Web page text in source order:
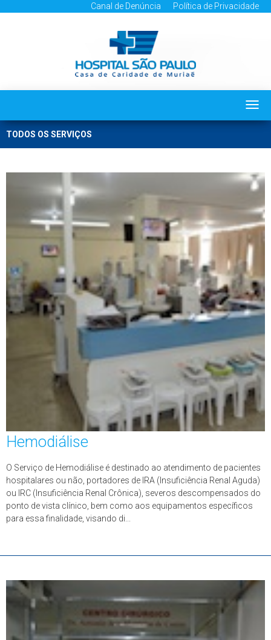
Canal de Denúncia Política de Privacidade
TODOS OS SERVIÇOS
Hemodiálise
O Serviço de Hemodiálise é destinado ao atendimento de pacientes
hospitalares ou não, portadores de IRA (Insuficiência Renal Aguda)
ou IRC (Insuficiência Renal Crônica), severos descompensados do
ponto de vista clínico, bem como aos equipamentos específicos
para essa finalidade, visando di...